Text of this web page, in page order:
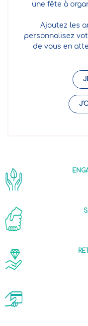
une fête à
Ajoutez les
personnalisez
de vous en